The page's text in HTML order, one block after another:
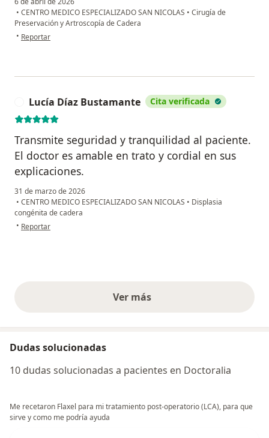
• CENTRO MEDICO ESPECIALIZADO SAN NICOLAS • Cirugía de
Preservación y Artroscopía de Cadera
• en opinión del usuario Héctor Melgar
Reportar
Lucía Díaz Bustamante Cita verificada
Transmite seguridad y tranquilidad al paciente.
El doctor es amable en trato y cordial en sus
explicaciones.
31 de marzo de 2026
• CENTRO MEDICO ESPECIALIZADO SAN NICOLAS • Displasia
congénita de cadera
• en opinión del usuario Lucía Díaz Bustamante
Reportar
Ver másopiniones anteriores
Dudas solucionadas
10 dudas solucionadas a pacientes en Doctoralia
Me recetaron Flaxel para mi tratamiento post-operatorio (LCA), para que
sirve y como me podría ayuda